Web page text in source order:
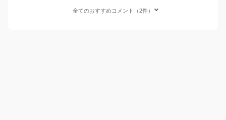
全てのおすすめコメント（2件）